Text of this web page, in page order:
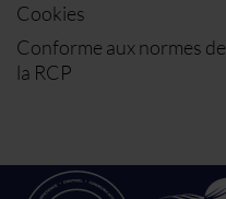
Cookies
Conforme aux normes de
la RCP